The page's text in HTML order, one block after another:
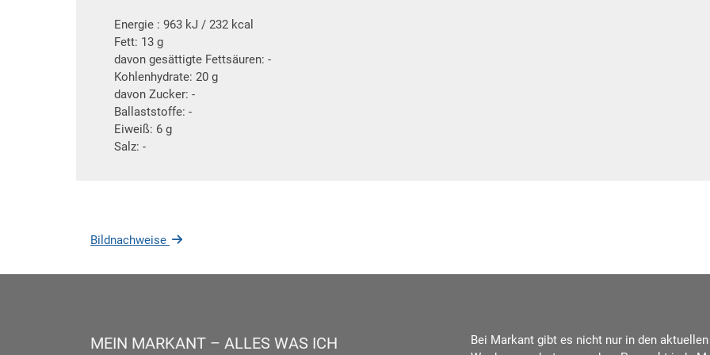
Energie : 963 kJ / 232 kcal
Fett: 13 g
davon gesättigte Fettsäuren: -
Kohlenhydrate: 20 g
davon Zucker: -
Ballaststoffe: -
Eiweiß: 6 g
Salz: -
Bildnachweise
MEIN MARKANT – ALLES WAS ICH
Bei Markant gibt es nicht nur in den aktuellen